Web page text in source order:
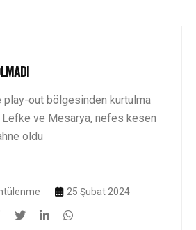
play-out bölgesinden kurtulma
ve Mesarya, nefes kesen
oldu
25 Şubat 2024